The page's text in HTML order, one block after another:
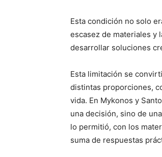
Esta condición no solo
escasez de materiales y
desarrollar soluciones
Esta limitación se
distintas proporciones,
vida. En Mykonos y
una decisión, sino de
lo permitió, con los
suma de respuestas